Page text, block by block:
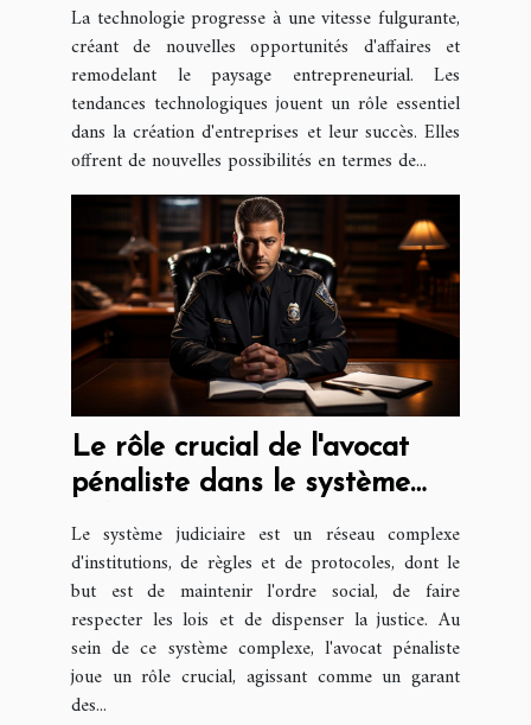
La technologie progresse à une vitesse fulgurante,
créant de nouvelles opportunités d'affaires et
remodelant le paysage entrepreneurial. Les
tendances technologiques jouent un rôle essentiel
dans la création d'entreprises et leur succès. Elles
offrent de nouvelles possibilités en termes de...
Le rôle crucial de l'avocat
pénaliste dans le système
judiciaire
Le système judiciaire est un réseau complexe
d'institutions, de règles et de protocoles, dont le
but est de maintenir l'ordre social, de faire
respecter les lois et de dispenser la justice. Au
sein de ce système complexe, l'avocat pénaliste
joue un rôle crucial, agissant comme un garant
des...